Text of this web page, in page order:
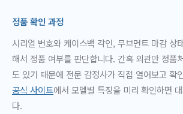
정품 확인 과정
시리얼 번호와 케이스백 각인, 무브먼트 마감 상
해서 정품 여부를 판단합니다. 간혹 외관만 정품
도 있기 때문에 전문 감정사가 직접 열어보고 확
공식 사이트에서 모델별 특징을 미리 확인하면
다.